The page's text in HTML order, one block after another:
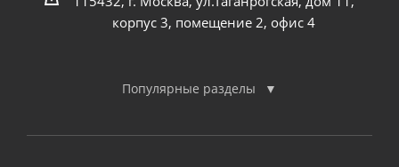
корпус 3, помещение 2, офис 4
Популярные разделы